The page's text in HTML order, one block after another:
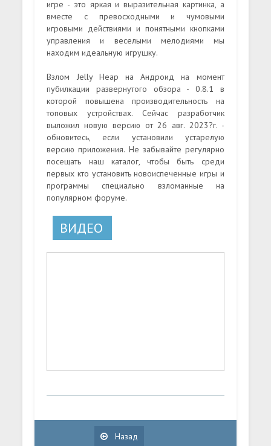
игре - это яркая и выразительная картинка, а
вместе с превосходными и чумовыми
игровыми действиями и понятными кнопками
управления и веселыми мелодиями мы
находим идеальную игрушку.
Взлом Jelly Heap на Андроид на момент
пубилкации развернутого обзора - 0.8.1 в
которой повышена производительность на
топовых устройствах. Сейчас разработчик
выложил новую версию от 26 авг. 2023?г. -
обновитесь, если установили устарелую
версию приложения. Не забывайте регулярно
посещать наш каталог, чтобы быть среди
первых кто установить новоиспеченные игры и
программы специально взломанные на
популярном форуме.
ВИДЕО
Назад